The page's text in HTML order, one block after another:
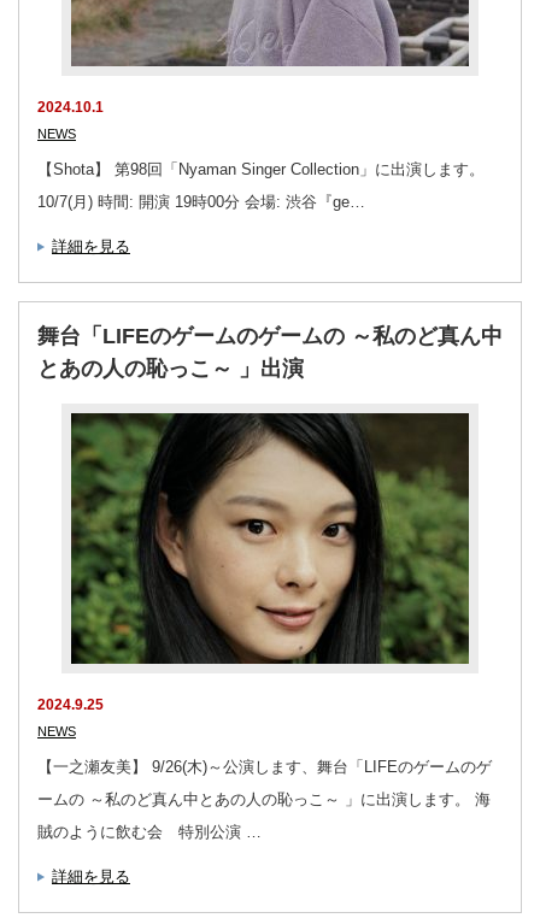
2024.10.1
NEWS
【Shota】 第98回「Nyaman Singer Collection」に出演します。
10/7(月) 時間: 開演 19時00分 会場: 渋谷『ge…
詳細を見る
舞台「LIFEのゲームのゲームの ～私のど真ん中
とあの人の恥っこ～ 」出演
2024.9.25
NEWS
【一之瀬友美】 9/26(木)～公演します、舞台「LIFEのゲームのゲ
ームの ～私のど真ん中とあの人の恥っこ～ 」に出演します。 海
賊のように飲む会 特別公演 …
詳細を見る